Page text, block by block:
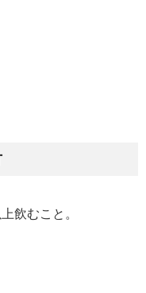
飲むこと。